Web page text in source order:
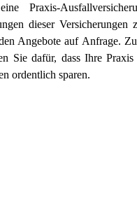
Praxis-
dieser Versicherungen
Angebote auf Anfrage.
Sie dafür, dass Ihre
ordentlich sparen.